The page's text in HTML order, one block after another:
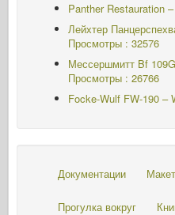
Panther Restauration
Лейхтер
Просмотры : 32576
Мессершмитт Bf
Просмотры : 26766
Focke-Wulf FW-190 –
Документации
Прогулка вокруг